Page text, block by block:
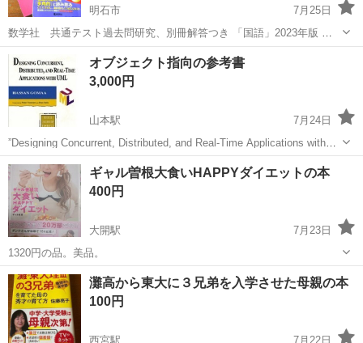
明石市
7月25日
数学社 共通テスト過去問研究、別冊解答つき 「国語」2023年版 数
ページに鉛筆での書き込み、アンダーラインあり。 中古品につきノー
クレームノーリターンでお願いします。 ◎受け渡しは「スーパーマル
ハチ 硯町店...
参考書 数研出版
オブジェクト指向の参考書
3,000円
山本駅
7月24日
”Designing Concurrent, Distributed, and Real-Time Applications with
UML ”です。 線を引いた所が数か所ありますが、美品です。 組み込
み・リアルタ...
兵庫 山本駅 参考書
ギャル曽根大食いHAPPYダイエットの本
400円
大開駅
7月23日
1320円の品。美品。
兵庫 神戸市 大開駅 参考書 大食い
灘高から東大に３兄弟を入学させた母親の本
100円
西宮駅 7月22日